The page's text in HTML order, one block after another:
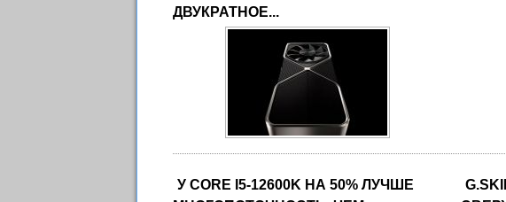
ДВУКРАТНОЕ...
У CORE I5-12600K НА 50% ЛУЧШЕ